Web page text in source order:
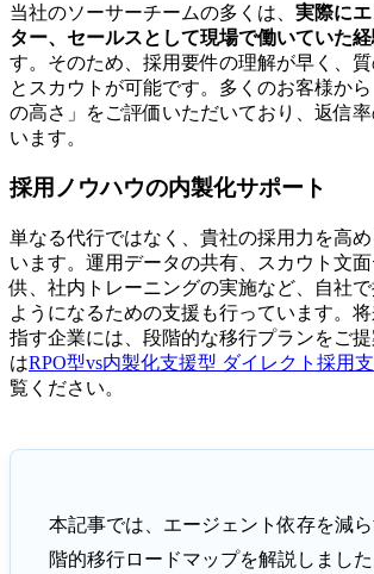
当社のソーサーチームの多くは、 実際に
ター、セールスとして現場で働いていた
す。そのため、採用要件の理解が早く、
とスカウトが可能です。多くのお客様か
の高さ」をご評価いただいており、返信
います。
採用ノウハウの内製化サポート
単なる代行ではなく、貴社の採用力を高
います。運用データの共有、スカウト文
供、社内トレーニングの実施など、自社
ようになるための支援も行っています。
指す企業には、段階的な移行プランをご提
はRPO型vs内製化支援型 ダイレクト採用
覧ください。
本記事では、エージェント依存を減
階的移行ロードマップを解説しました